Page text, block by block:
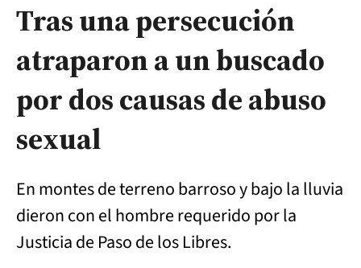
Tras una persecución
atraparon a un buscado
por dos causas de abuso
sexual
En montes de terreno barroso y bajo la lluvia
dieron con el hombre requerido por la
Justicia de Paso de los Libres.